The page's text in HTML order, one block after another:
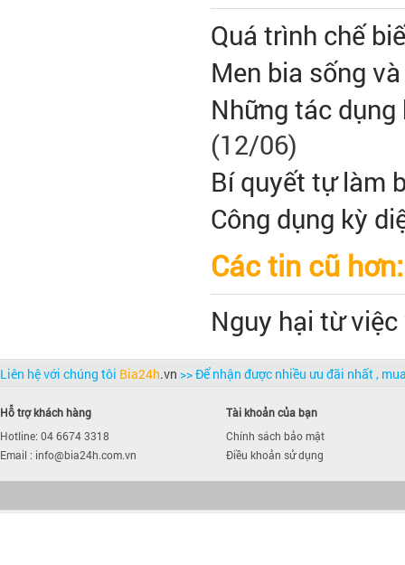
Quá trình chế
Men bia sống
Những tác
(12/06)
Bí quyết tự làm
Công dụng kỳ
Các tin cũ hơn:
Nguy hại từ
Liên hệ với chúng tôi Bia24h.vn >> Để nhận được nhiều ưu đãi nhất ,
Hỗ trợ khách hàng
Hotline: 04 6674 3318
Email : info@bia24h.com.vn
Tài khoản của bạn
Chính sách bảo mật
Điều khoản sử dụng